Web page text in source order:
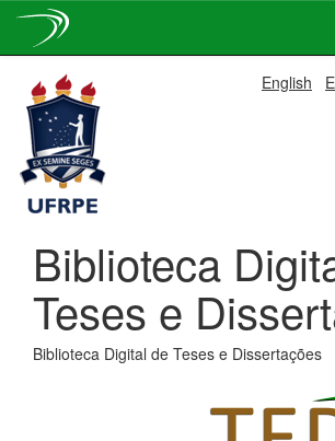
navigation
English
Biblioteca
Teses e
Biblioteca Digital de Teses e Dissertações